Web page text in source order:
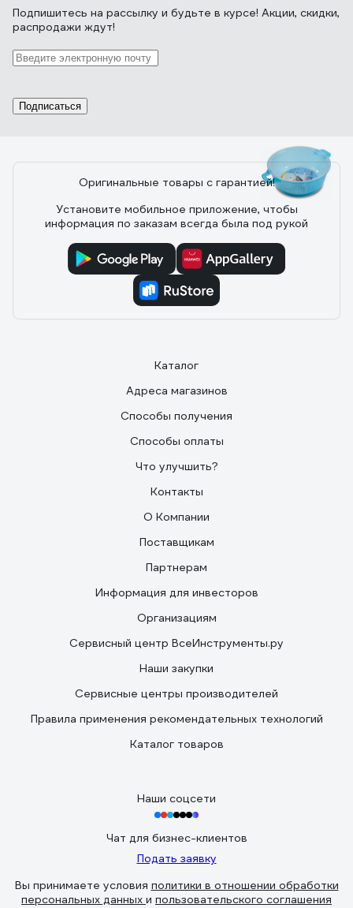
Отзыв о Bormioli Rocco FRIGOVERRE
Удобный.
Отзыв о Martika Маджико С418
20.11.2024
Приобрел емкость для мытья фруктов и крупных круп.
Подпишитесь на рассылку и будьте в курсе! Акции, скидки,
распродажи ждут!
Подписаться
Оригинальные товары с гарантией!
Установите мобильное приложение, чтобы
информация по заказам всегда была под рукой
Каталог
Адреса магазинов
Способы получения
Способы оплаты
Что улучшить?
Контакты
О Компании
Поставщикам
Партнерам
Информация для инвесторов
Организациям
Сервисный центр ВсеИнструменты.ру
Наши закупки
Сервисные центры производителей
Правила применения рекомендательных технологий
Каталог товаров
Наши соцсети
Чат для бизнес-клиентов
Подать заявку
Вы принимаете условия политики в отношении обработки
персональных данных и пользовательского соглашения